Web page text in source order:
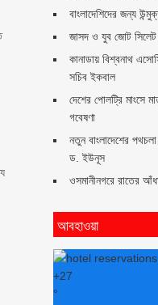
বাংলাদেশিদের জন্য
জাসদ ও যুব জোট
কানাডায় বিশ্বনাথ
সচিব ইকবাল
দেশের পোলট্রি মাংসে
গবেষণা
নতুন বাংলাদেশের
ড. ইউনূস
ওসমানীনগরে রাতের
আবহাওয়া
+27
°